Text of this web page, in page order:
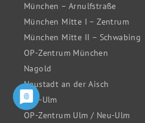
München – Arnulfstraße
München Mitte I – Zentrum
München Mitte II – Schwabing
OP-Zentrum München
Nagold
Neustadt an der Aisch
Neu-Ulm
OP-Zentrum Ulm / Neu-Ulm